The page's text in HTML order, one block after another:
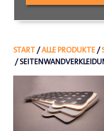
START/ALLE PRODUKTE/
/